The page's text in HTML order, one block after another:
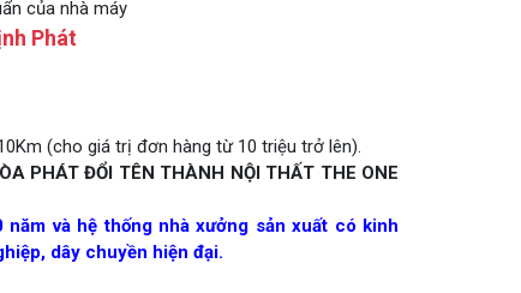
của nhà máy
Phát
(cho giá trị đơn hàng từ 10 triệu trở lên).
PHÁT ĐỔI TÊN THÀNH NỘI THẤT THE ONE
và hệ thống nhà xưởng sản xuất có kinh
dây chuyền hiện đại.